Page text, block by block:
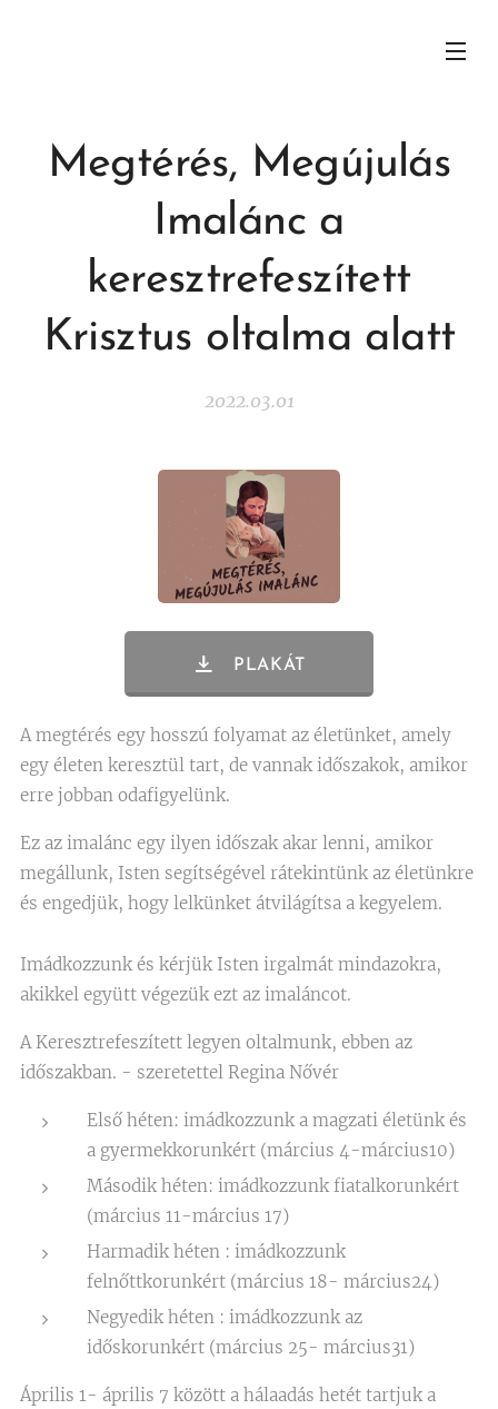
Megtérés, Megújulás
Imalánc a
keresztrefeszített
Krisztus oltalma alatt
2022.03.01
PLAKÁT
A megtérés egy hosszú folyamat az életünket, amely
egy életen keresztül tart, de vannak időszakok, amikor
erre jobban odafigyelünk.
Ez az imalánc egy ilyen időszak akar lenni, amikor
megállunk, Isten segítségével rátekintünk az életünkre
és engedjük, hogy lelkünket átvilágítsa a kegyelem.
Imádkozzunk és kérjük Isten irgalmát mindazokra,
akikkel együtt végezük ezt az imaláncot.
A Keresztrefeszített legyen oltalmunk, ebben az
időszakban. - szeretettel Regina Nővér
Első héten: imádkozzunk a magzati életünk és
a gyermekkorunkért (március 4-március10)
Második héten: imádkozzunk fiatalkorunkért
(március 11-március 17)
Harmadik héten : imádkozzunk
felnőttkorunkért (március 18- március24)
Negyedik héten : imádkozzunk az
időskorunkért (március 25- március31)
Április 1- április 7 között a hálaadás hetét tartjuk a